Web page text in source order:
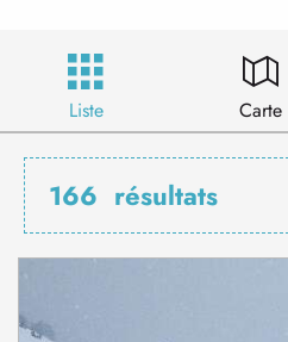
Liste Carte
166 résultats